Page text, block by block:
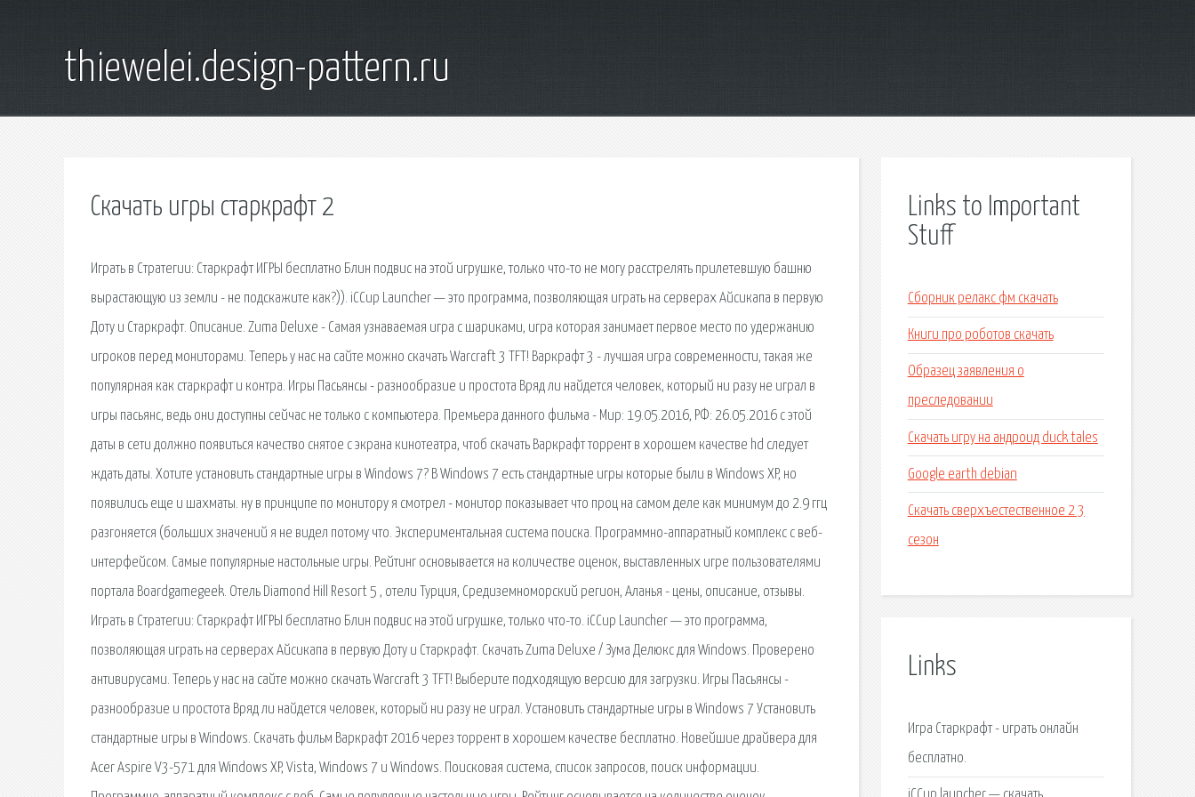
thiewelei.design-pattern.ru
Скачать игры старкрафт 2
Играть в Стратегии: Старкрафт ИГРЫ бесплатно Блин подвис на этой игрушке, только что-то не могу расстрелять прилетевшую башню
вырастающую из земли - не подскажите как?)). iCCup Launcher — это программа, позволяющая играть на серверах Айсикапа в первую
Доту и Старкрафт. Описание. Zuma Deluxe - Самая узнаваемая игра с шариками, игра которая занимает первое место по удержанию
игроков перед мониторами. Теперь у нас на сайте можно скачать Warcraft 3 TFT! Варкрафт 3 - лучшая игра современности, такая же
популярная как старкрафт и контра. Игры Пасьянсы - разнообразие и простота Вряд ли найдется человек, который ни разу не играл в
игры пасьянс, ведь они доступны сейчас не только с компьютера. Премьера данного фильма - Мир: 19.05.2016, РФ: 26.05.2016 с этой
даты в сети должно появиться качество снятое с экрана кинотеатра, чтоб скачать Варкрафт торрент в хорошем качестве hd следует
ждать даты. Хотите установить стандартные игры в Windows 7? В Windows 7 есть стандартные игры которые были в Windows XP, но
появились еще и шахматы. ну в принципе по монитору я смотрел - монитор показывает что проц на самом деле как минимум до 2.9 ггц
разгоняется (больших значений я не видел потому что. Экспериментальная система поиска. Программно-аппаратный комплекс с веб-
интерфейсом. Самые популярные настольные игры. Рейтинг основывается на количестве оценок, выставленных игре пользователями
портала Boardgamegeek. Отель Diamond Hill Resort 5 , отели Турция, Средиземноморский регион, Аланья - цены, описание, отзывы.
Играть в Стратегии: Старкрафт ИГРЫ бесплатно Блин подвис на этой игрушке, только что-то. iCCup Launcher — это программа,
позволяющая играть на серверах Айсикапа в первую Доту и Старкрафт. Скачать Zuma Deluxe / Зума Делюкс для Windows. Проверено
антивирусами. Теперь у нас на сайте можно скачать Warcraft 3 TFT! Выберите подходящую версию для загрузки. Игры Пасьянсы -
разнообразие и простота Вряд ли найдется человек, который ни разу не играл. Установить стандартные игры в Windows 7 Установить
стандартные игры в Windows. Скачать фильм Варкрафт 2016 через торрент в хорошем качестве бесплатно. Новейшие драйвера для
Acer Aspire V3-571 для Windows XP, Vista, Windows 7 и Windows. Поисковая сиcтема, список запросов, поиск информации.
Links to Important
Stuff
Сборник релакс фм скачать
Книги про роботов скачать
Образец заявления о
преследовании
Скачать игру на андроид duck tales
Google earth debian
Скачать сверхъестественное 2 3
сезон
Links
Игра Старкрафт - играть онлайн
бесплатно.